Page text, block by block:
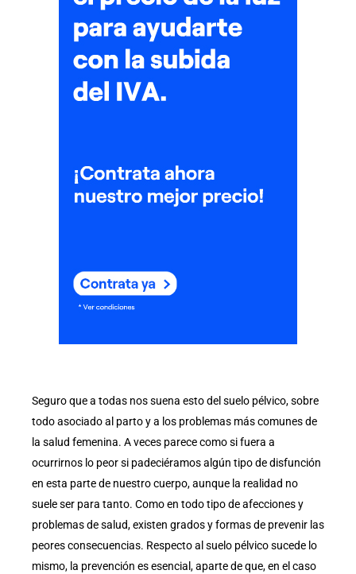
Seguro que a todas nos suena esto del suelo pélvico, sobre
todo asociado al parto y a los problemas más comunes de
la salud femenina. A veces parece como si fuera a
ocurrirnos lo peor si padeciéramos algún tipo de disfunción
en esta parte de nuestro cuerpo, aunque la realidad no
suele ser para tanto. Como en todo tipo de afecciones y
problemas de salud, existen grados y formas de prevenir las
peores consecuencias. Respecto al suelo pélvico sucede lo
mismo, la prevención es esencial, aparte de que, en el caso